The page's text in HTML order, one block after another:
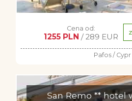
Cena od:
1255 PLN / 289 EUR
Pafos / Cypr
San Remo ** hotel